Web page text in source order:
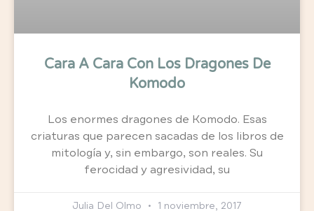
Cara A Cara Con Los Dragones De
Komodo
Los enormes dragones de Komodo. Esas
criaturas que parecen sacadas de los libros de
mitología y, sin embargo, son reales. Su
ferocidad y agresividad, su
Julia Del Olmo 1 noviembre, 2017